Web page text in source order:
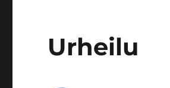
Urheilu